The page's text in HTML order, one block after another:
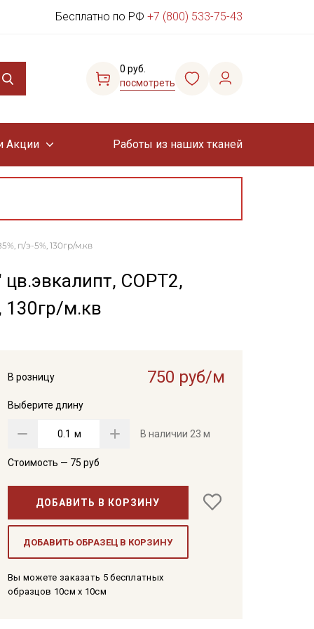
Бесплатно по РФ +7 (800) 533-75-43
0 руб.
посмотреть
Акции Работы из наших тканей
п/э-5%, 130гр/м.кв
СОРТ2,
130гр/м.кв
В розницу 750 руб/м
Выберите длину
м В наличии 23 м
Стоимость — 75 руб
ДОБАВИТЬ В КОРЗИНУ
ДОБАВИТЬ ОБРАЗЕЦ В КОРЗИНУ
Вы можете заказать 5 бесплатных
образцов 10см x 10см